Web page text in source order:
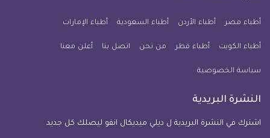
معلومة
للآيفون
أطباء مصر أطباء الأردن أطباء السعودية أطباء الإمارات
أطباء الكويت أطباء قطر من نحن اتصل بنا أعلن معنا
سياسة الخصوصية
النشرة البريدية
اشترك في النشرة البريدية ل ديلي ميديكال انفو ليصلك كل جديد